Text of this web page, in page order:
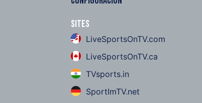
Sites
LiveSportsOnTV.com
LiveSportsOnTV.ca
TVsports.in
SportImTV.net